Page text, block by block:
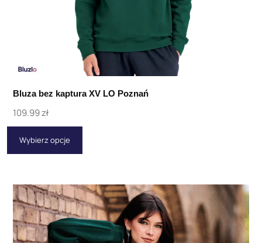
Bluza bez kaptura XV LO Poznań
109.99zł
Wybierz opcje